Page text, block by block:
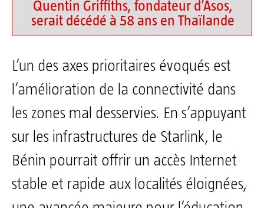
Quentin Griffiths, fondateur d’Asos,
serait décédé à 58 ans en Thaïlande
L’un des axes prioritaires évoqués est
l’amélioration de la connectivité dans
les zones mal desservies. En s’appuyant
sur les infrastructures de Starlink, le
Bénin pourrait offrir un accès Internet
stable et rapide aux localités éloignées,